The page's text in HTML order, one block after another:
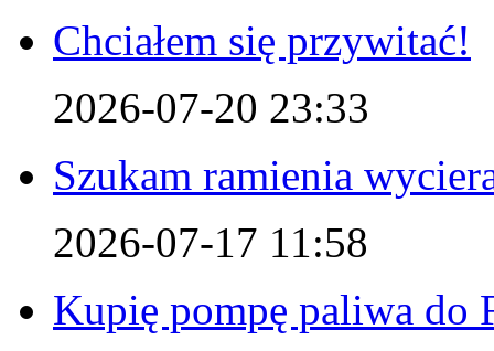
Chciałem się przywitać!
2026-07-20 23:33
Szukam ramienia
2026-07-17 11:58
Kupię pompę paliwa do